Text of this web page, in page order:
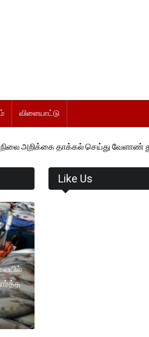
விளையாட்டு
செய்து வேளாண் துறை அமைச்சர்
Like Us